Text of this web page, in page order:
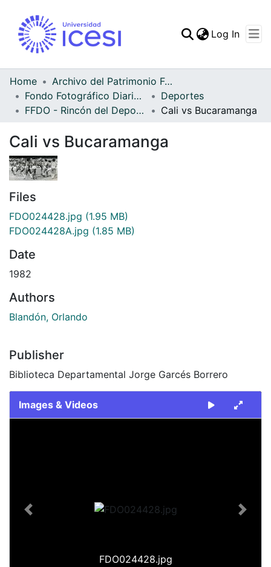
Statistics
Log In
Home
Archivo del Patrimonio Fotográfico y Fílmico del Valle del Cauca
Fondo Fotográfico Diario Occidente
Deportes
FFDO - Rincón del Deportivo Cali - Patrimonial
Cali vs Bucaramanga
Cali vs Bucaramanga
Files
FDO024428.jpg (1.95 MB)
FDO024428A.jpg (1.85 MB)
Date
1982
Authors
Blandón, Orlando
Publisher
Biblioteca Departamental Jorge Garcés Borrero
Images & Videos
FDO024428.jpg
Previous Next